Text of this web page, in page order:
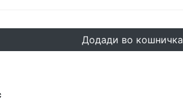
Додади во кошничка